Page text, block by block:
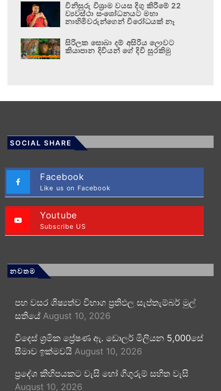
විනිසුරු විශ්‍රාම වයස දිගු කිරීමේ 22
ව්‍යවස්ථා සංශෝධනයට මහා
නාහිමිවරුන්ගෙන් විරෝධයක් නෑ
සිරිලක සොබා දම් අසිරිය ලොවට
කියාපාන දිවියන් ගේ දිවි සුරකිමු
SOCIAL SHARE
Facebook
Like us on Facebook
Youtube
Subscribe US
නවතම
පහ වසර ශිෂ්‍යත්ව විභාග ප්‍රතිඵල සැප්තැම්බර් මුල්
සතියේ August 10, 2026
විදෙස් ශ්‍රමික ප්‍රේෂණ ඇ. ඩොලර් මිලියන 5,000සේ
සීමාව ඉක්මවයි August 10, 2026
ප්‍රදේශ කිහිපයකට වැසි හෝ ගිගුරුම් සහිත වැසි
August 10, 2026